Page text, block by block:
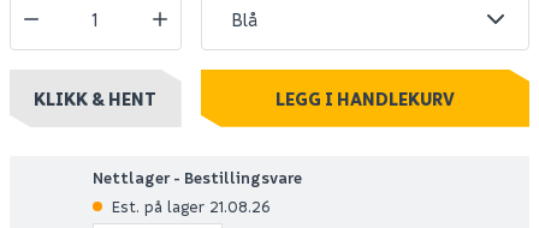
KLIKK & HENT LEGG I HANDLEKURV
Nettlager - Bestillingsvare
Est. på lager 21.08.26